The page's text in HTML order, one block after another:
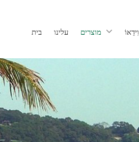
בית עלינו מוצרים וִידֵאוֹ